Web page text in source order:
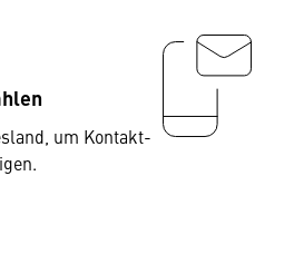
um Kontakt-